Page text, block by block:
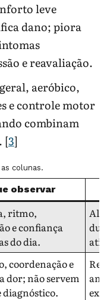
leve
dano; piora
e reavaliação.
aeróbico,
e controle motor
combinam
[3]
colunas.
observar
ritmo,
e confiança
do dia.
coordenação e
dor; não servem
diagnóstico.